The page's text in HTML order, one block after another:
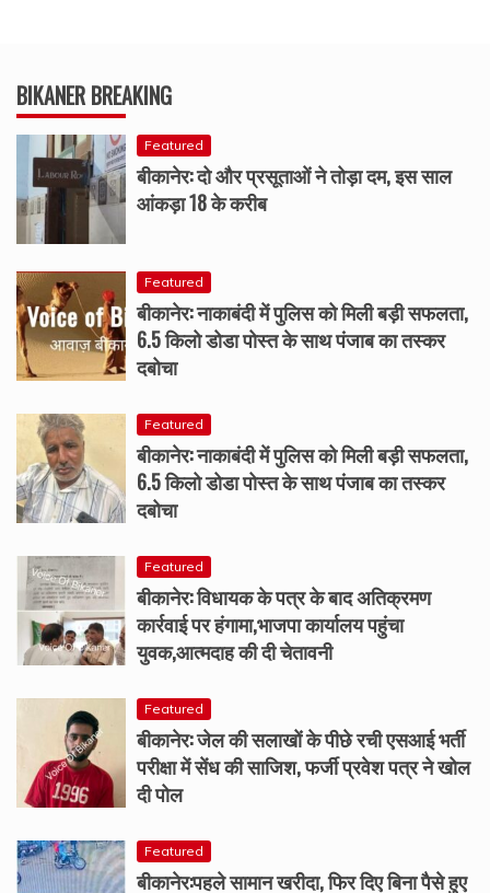
BIKANER BREAKING
Featured
बीकानेर: दो और प्रसूताओं ने तोड़ा दम, इस साल
आंकड़ा 18 के करीब
Featured
बीकानेर: नाकाबंदी में पुलिस को मिली बड़ी सफलता,
6.5 किलो डोडा पोस्त के साथ पंजाब का तस्कर
दबोचा
Featured
बीकानेर: नाकाबंदी में पुलिस को मिली बड़ी सफलता,
6.5 किलो डोडा पोस्त के साथ पंजाब का तस्कर
दबोचा
Featured
बीकानेर: विधायक के पत्र के बाद अतिक्रमण
कार्रवाई पर हंगामा,भाजपा कार्यालय पहुंचा
युवक,आत्मदाह की दी चेतावनी
Featured
बीकानेर: जेल की सलाखों के पीछे रची एसआई भर्ती
परीक्षा में सेंध की साजिश, फर्जी प्रवेश पत्र ने खोल
दी पोल
Featured
बीकानेर:पहले सामान खरीदा, फिर दिए बिना पैसे हुए